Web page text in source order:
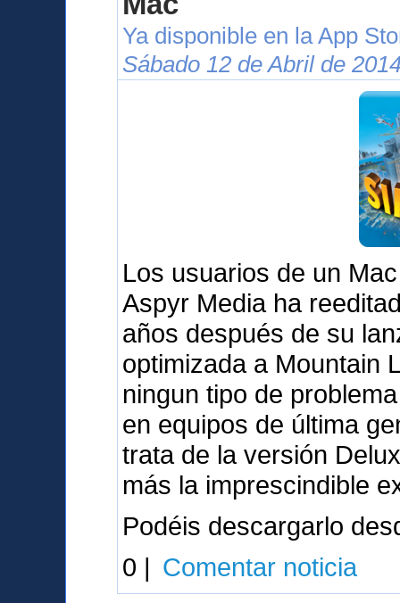
Ya disponible en la App
Sábado 12 de Abril de
Los usuarios de un
Aspyr Media ha
años después de su
optimizada a Mountain
ningun tipo de
en equipos de última
trata de la versión
más la imprescindible
Podéis descargarlo
0 | Comentar noticia